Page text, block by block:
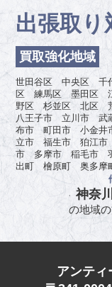
出張取り
買取強化地域
世田谷区 中央区
区 練馬区 墨田区
野区 杉並区 北区
八王子市 立川市
布市 町田市 小金
立市 福生市 狛江市
市 多摩市 稲毛市
出町 檜原町 奥多摩
神奈
の地域
アンテ